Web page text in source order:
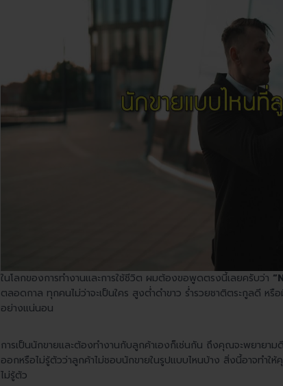
ในโลกของการทำงานและการใช้ชีวิต ผมต้องขอพูดตรงนี้เลยครับว่า
ตลอดกาล ทุกคนไม่ว่าจะเป็นใคร สูงต่ำดำขาว ร่ำรวยชาติตระกูลดี ห
อย่างแน่นอน
การเป็นนักขายและต้องทำงานกับลูกค้าเองก็เช่นกัน ถึงคุณจะพยายา
ออกหรือไม่รู้ตัวว่าลูกค้าไม่ชอบนักขายในรูปแบบไหนบ้าง สิ่งนี้อาจทำใ
ไม่รู้ตัว